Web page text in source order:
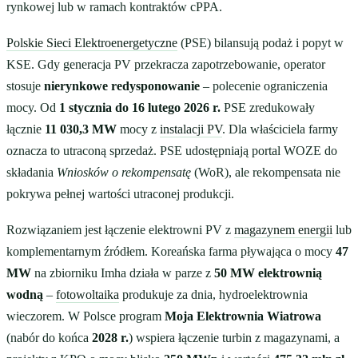
rynkowej lub w ramach kontraktów cPPA.
Polskie Sieci Elektroenergetyczne (PSE) bilansują podaż i popyt w
KSE. Gdy generacja PV przekracza zapotrzebowanie, operator
stosuje nierynkowe redysponowanie – polecenie ograniczenia
mocy. Od 1 stycznia do 16 lutego 2026 r. PSE zredukowały
łącznie 11 030,3 MW mocy z instalacji PV. Dla właściciela farmy
oznacza to utraconą sprzedaż. PSE udostępniają portal WOZE do
składania Wniosków o rekompensatę (WoR), ale rekompensata nie
pokrywa pełnej wartości utraconej produkcji.
Rozwiązaniem jest łączenie elektrowni PV z magazynem energii lub
komplementarnym źródłem. Koreańska farma pływająca o mocy 47
MW na zbiorniku Imha działa w parze z 50 MW elektrownią
wodną – fotowoltaika produkuje za dnia, hydroelektrownia
wieczorem. W Polsce program Moja Elektrownia Wiatrowa
(nabór do końca 2028 r.) wspiera łączenie turbin z magazynami, a